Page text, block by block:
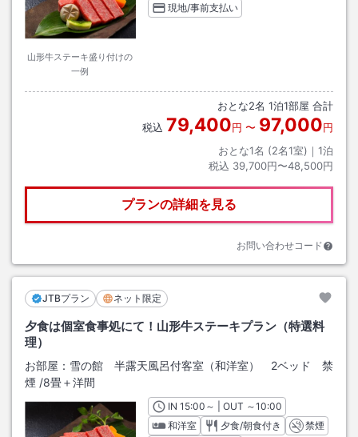
山形牛ステーキ盛り付けの
一例
現地/事前支払い
おとな2名 1泊1部屋 合計
税込 79,400円 〜 97,000円
おとな1名 (2名1室)｜ 1泊
税込 39,700円〜48,500円
プランの詳細を見る
お問い合わせコード
JTBプラン ネット限定
夕食は個室食事処にて！山形牛ステーキプラン（特選料
理）
お部屋： 雪の館 半露天風呂付客室（和洋室） 2ベッド 禁
煙 /8畳＋洋間
INチェックイン
15:00 ～ | OUT チェックアウト
～10:00
和洋室
夕食/朝食付き
禁煙